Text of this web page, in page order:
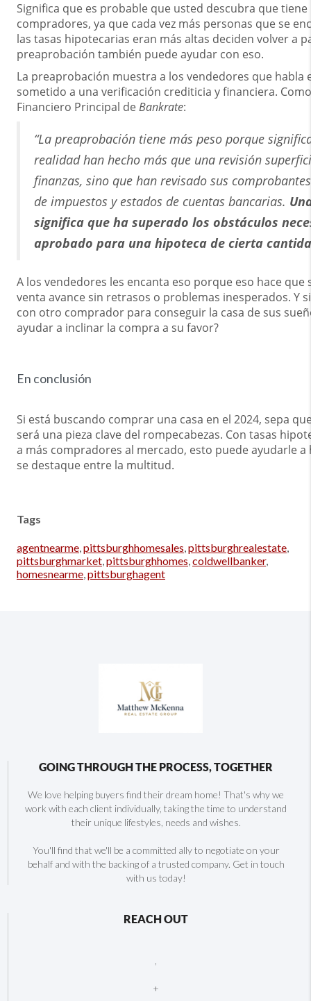
Significa que es probable que usted descubra que
compradores, ya que cada vez más personas que se
las tasas hipotecarias eran más altas deciden volver a
preaprobación también puede ayudar con eso.
La preaprobación muestra a los vendedores que habla
sometido a una verificación crediticia y financiera.
Financiero Principal deBankrate:
“La preaprobación tiene más peso porque
realidad han hecho más que una revisión
finanzas, sino que han revisado sus
de impuestos y estados de cuentas bancarias.
significa que ha superado los obstáculos
aprobado para una hipoteca de cierta
A los vendedores les encanta eso porque eso hace que
venta avance sin retrasos o problemas inesperados. Y
con otro comprador para conseguir la casa de sus
ayudar a inclinar la compra a su favor?
En conclusión
Si está buscando comprar una casa en el 2024, sepa
será una pieza clave del rompecabezas. Con tasas
a más compradores al mercado, esto puede ayudarle
se destaque entre la multitud.
Tags
agentnearme,pittsburghhomesales,pittsburghrealestate,
pittsburghmarket,pittsburghhomes,coldwellbanker,
homesnearme,pittsburghagent
GOING THROUGH THE PROCESS, TOGETHER
We love helping buyers find their dream home! That's why we
work with each client individually, taking the time to understand
their unique lifestyles, needs and wishes.
You'll find that we'll be a committed ally to negotiate on your
behalf and with the backing of a trusted company. Get in touch
with us today!
REACH OUT
+